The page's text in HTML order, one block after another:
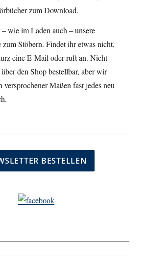
zum Download.
wie im Laden auch – unsere
zum Stöbern. Findet ihr etwas nicht,
eine E-Mail oder ruft an. Nicht
den Shop bestellbar, aber wir
versprochener Maßen fast jedes neu